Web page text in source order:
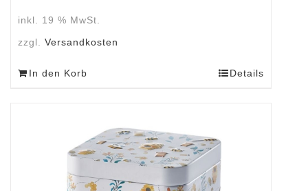
inkl. 19 % MwSt.
zzgl. Versandkosten
In den Korb Details